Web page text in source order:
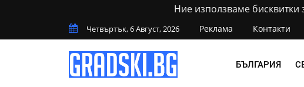
Ние използваме бисквитки
Четвъртък, 6 Август, 2026 Реклама Контакти
БЪЛГАРИЯ